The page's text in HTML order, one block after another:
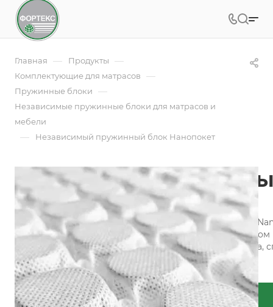
Главная — Продукты —
Комплектующие для матрасов —
Пружинные блоки —
Независимые пружинные блоки для матрасов и
мебели
— Независимый пружинный блок Нанопокет
Независимый
Арт.NanoPocket h2 500х200
Высота независимого пружинного блока Нанопокет
несколько раз больше, чем в стандартном
долговечность матраса, его ортопедические
Подробности
Заказать